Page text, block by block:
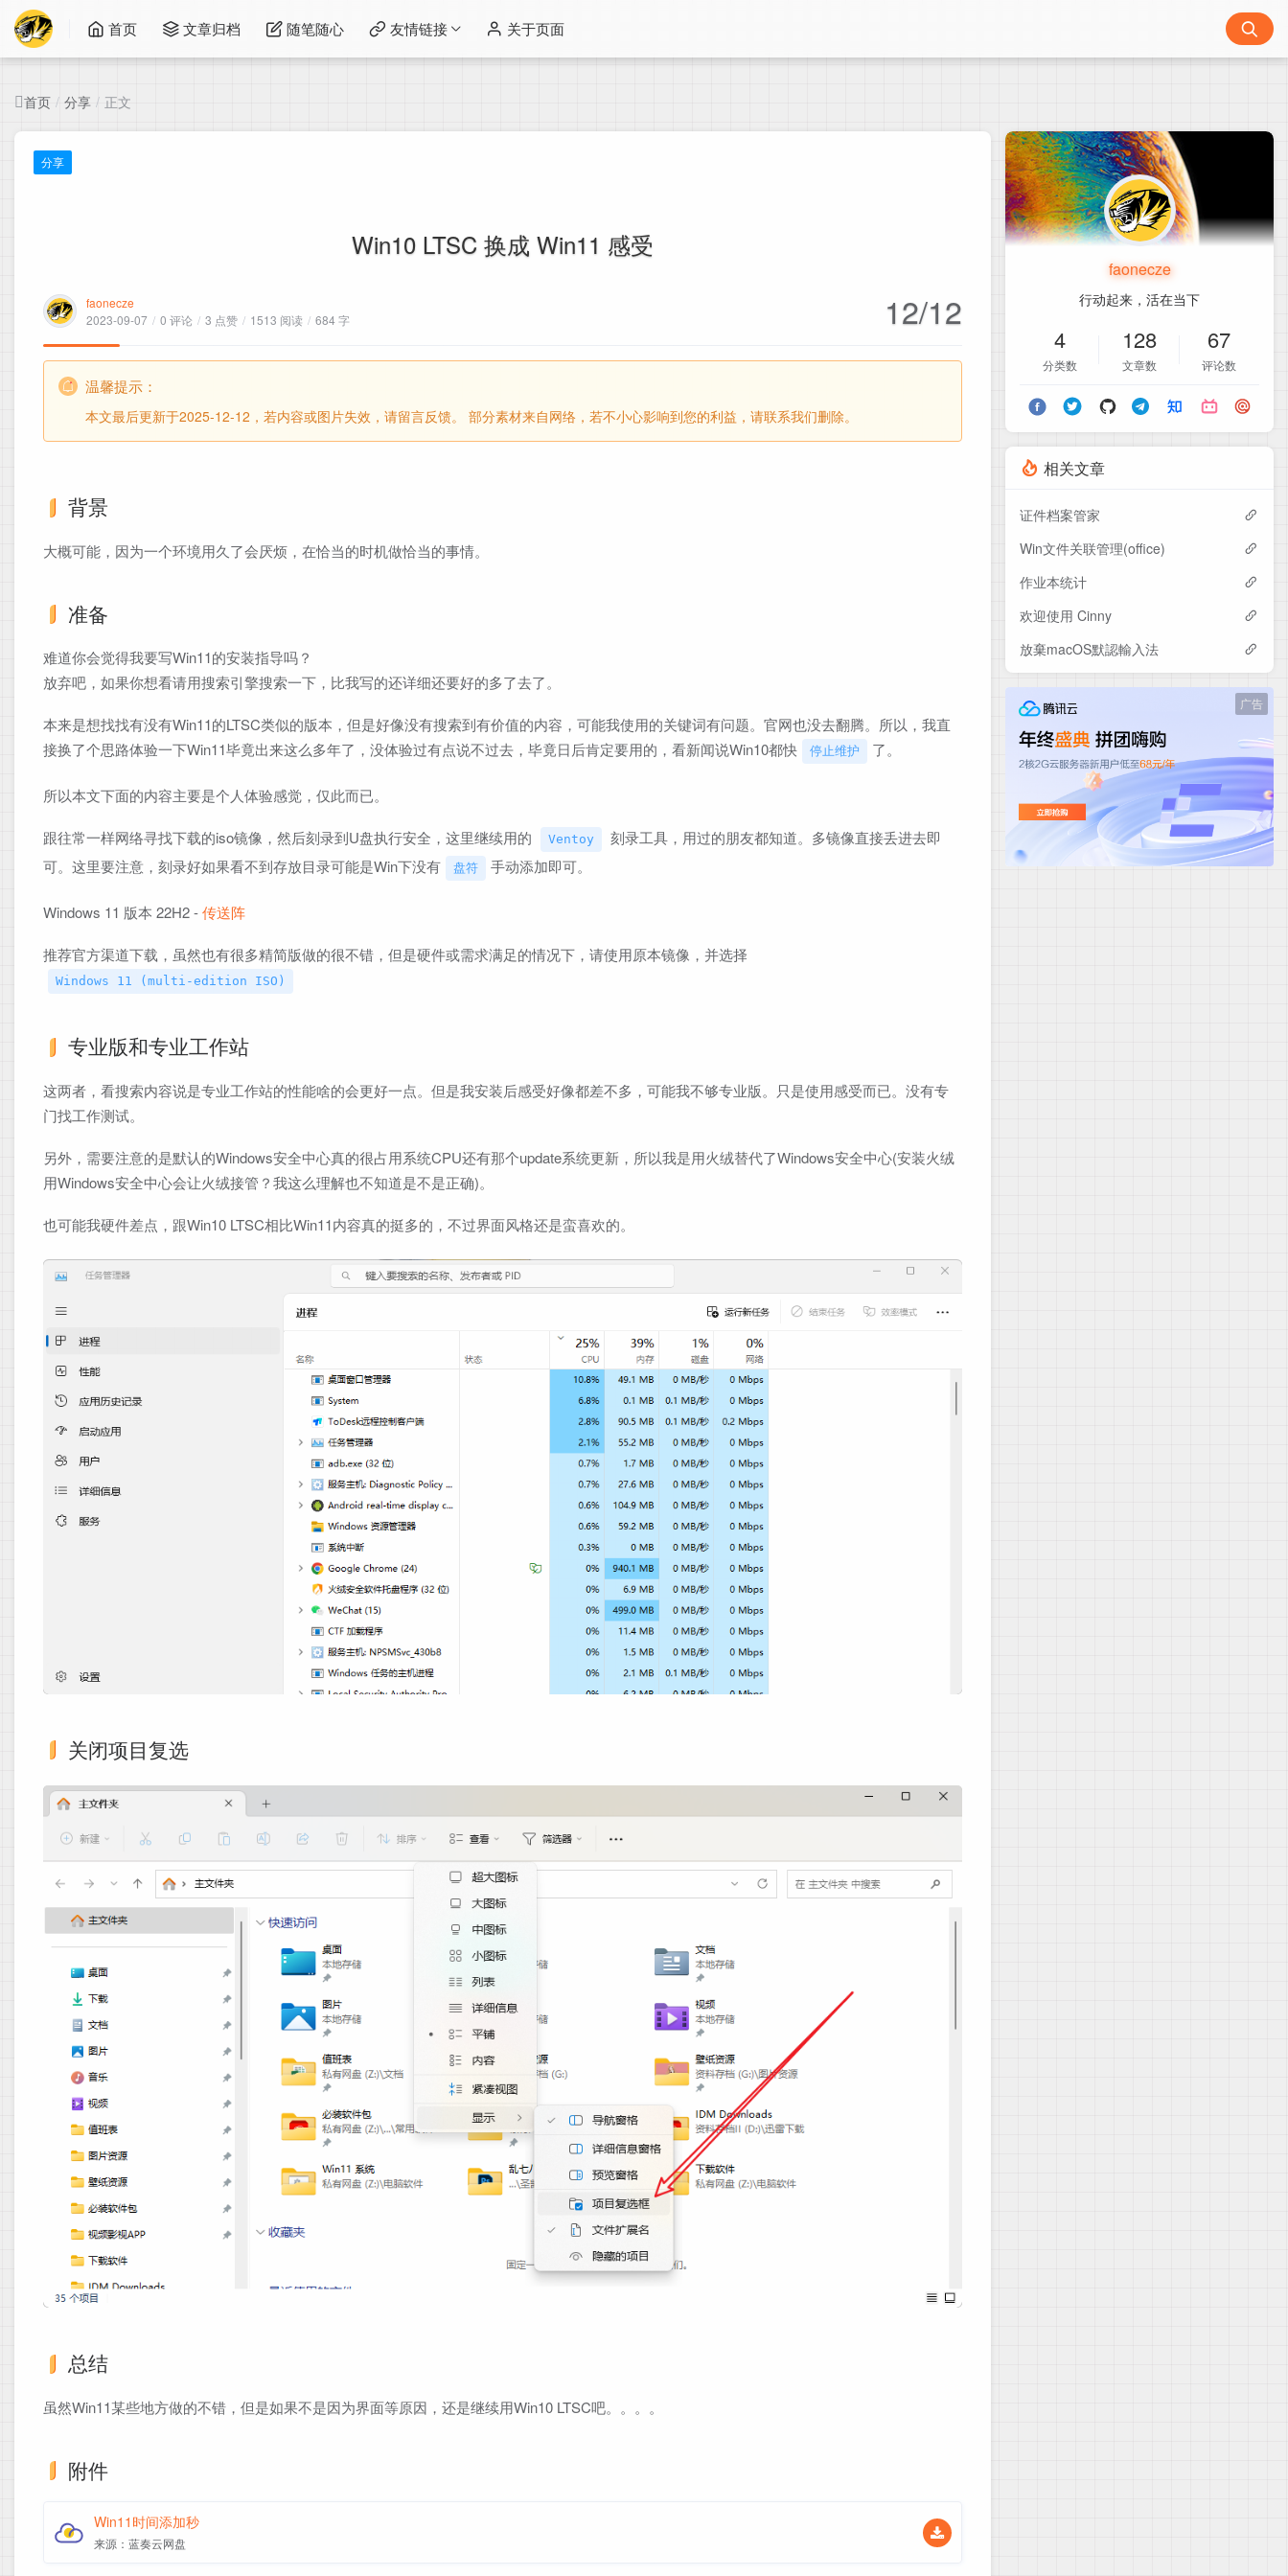
首页 文章归档 随笔随心 友情链接 关于页面
首页 / 分享 / 正文
分享
Win10 LTSC 换成 Win11 感受
faonecze
2023-09-07 / 0 评论 / 3 点赞 / 1513 阅读 / 684 字 12/12
温馨提示：
本文最后更新于2025-12-12，若内容或图片失效，请留言反馈。 部分素材来自网络，若不小心影响到您的利益，请联系我们删除。
背景
大概可能，因为一个环境用久了会厌烦，在恰当的时机做恰当的事情。
准备
难道你会觉得我要写Win11的安装指导吗？
放弃吧，如果你想看请用搜索引擎搜索一下，比我写的还详细还要好的多了去了。
本来是想找找有没有Win11的LTSC类似的版本，但是好像没有搜索到有价值的内容，可能我使用的关键词有问题。官网也没去翻腾。所以，我直
接换了个思路体验一下Win11毕竟出来这么多年了，没体验过有点说不过去，毕竟日后肯定要用的，看新闻说Win10都快
停止维护 了。
所以本文下面的内容主要是个人体验感觉，仅此而已。
跟往常一样网络寻找下载的iso镜像，然后刻录到U盘执行安全，这里继续用的 Ventoy
刻录工具，用过的朋友都知道。多镜像直接丢进去即
可。这里要注意，刻录好如果看不到存放目录可能是Win下没有
盘符 手动添加即可。
Windows 11 版本 22H2 -传送阵
推荐官方渠道下载，虽然也有很多精简版做的很不错，但是硬件或需求满足的情况下，请使用原本镜像，并选择
Windows 11 (multi-edition ISO)
专业版和专业工作站
这两者，看搜索内容说是专业工作站的性能啥的会更好一点。但是我安装后感受好像都差不多，可能我不够专业版。只是使用感受而已。没有专
门找工作测试。
另外，需要注意的是默认的Windows安全中心真的很占用系统CPU还有那个update系统更新，所以我是用火绒替代了Windows安全中心(安装火绒
用Windows安全中心会让火绒接管？我这么理解也不知道是不是正确)。
也可能我硬件差点，跟Win10 LTSC相比Win11内容真的挺多的，不过界面风格还是蛮喜欢的。
关闭项目复选
总结
虽然Win11某些地方做的不错，但是如果不是因为界面等原因，还是继续用Win10 LTSC吧。。。。
附件
Win11时间添加秒
来源：蓝奏云网盘
faonecze
行动起来，活在当下
4
分类数
128
文章数
67
评论数
相关文章
证件档案管家
Win文件关联管理(office)
作业本统计
欢迎使用 Cinny
放棄macOS默認輸入法
广告